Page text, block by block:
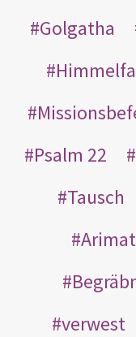
Golgatha
Psalm 22
Tausch
verwest